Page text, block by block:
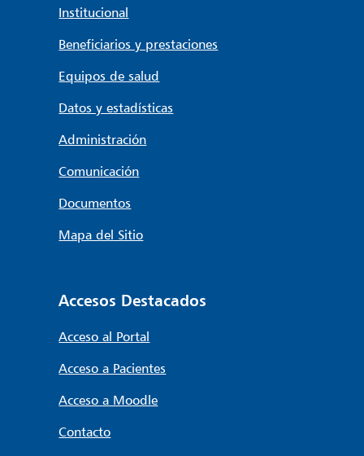
Institucional
Beneficiarios y prestaciones
Equipos de salud
Datos y estadísticas
Administración
Comunicación
Documentos
Mapa del Sitio
Accesos Destacados
Acceso al Portal
Acceso a Pacientes
Acceso a Moodle
Contacto